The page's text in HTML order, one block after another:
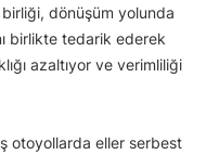
dönüşüm yolunda
birlikte tedarik ederek
azaltıyor ve verimliliği
otoyollarda eller serbest